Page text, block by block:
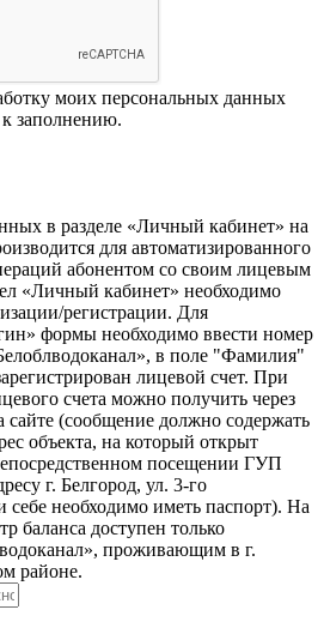
моих персональных данных
заполнению.
в разделе «Личный кабинет» на
для автоматизированного
абонентом со своим лицевым
«Личный кабинет» необходимо
регистрации. Для
формы необходимо ввести номер
в поле "Фамилия"
лицевой счет. При
счета можно получить через
сайте (сообщение должно содержать
объекта, на который открыт
посещении ГУП
г. Белгород, ул. 3-го
необходимо иметь паспорт). На
баланса доступен только
проживающим в г.
районе.